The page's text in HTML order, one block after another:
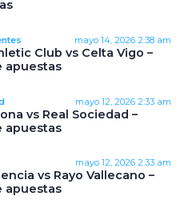
mayo 14, 2026 2:38 am
Club vs Celta Vigo –
apuestas
mayo 12, 2026 2:33 am
vs Real Sociedad –
apuestas
mayo 12, 2026 2:33 am
vs Rayo Vallecano –
apuestas